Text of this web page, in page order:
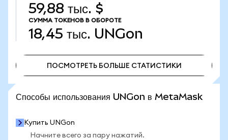
59,88 тыс. $
СУММА ТОКЕНОВ В ОБОРОТЕ
18,45 тыс. UNGon
ПОСМОТРЕТЬ БОЛЬШЕ СТАТИСТИКИ
Способы использования UNGon в MetaMask
Купить UNGon
Начните всего за пару нажатий.